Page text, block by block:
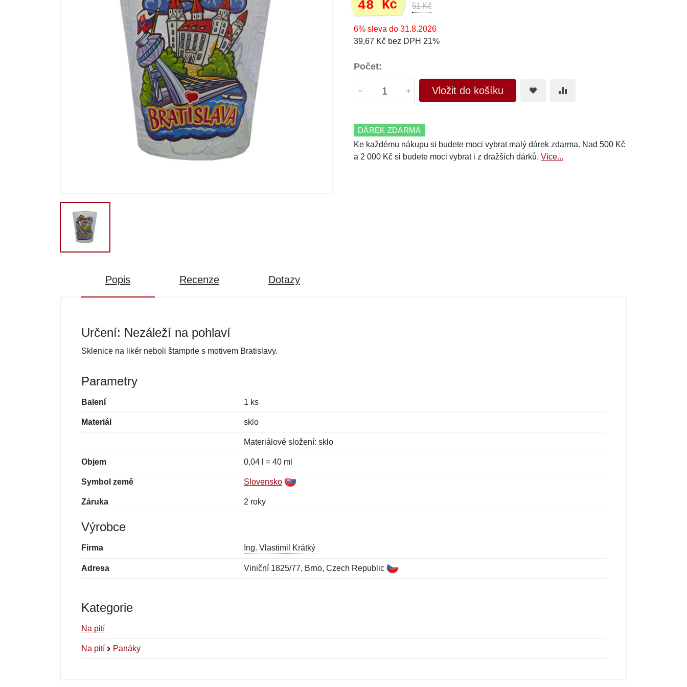
48 Kč 51 Kč
6% sleva do 31.8.2026
39,67 Kč bez DPH 21%
Počet:
Vložit do košíku
DÁREK ZDARMA
Ke každému nákupu si budete moci vybrat malý dárek zdarma. Nad 500 Kč
a 2 000 Kč si budete moci vybrat i z dražších dárků. Více...
Popis Recenze Dotazy
Určení: Nezáleží na pohlaví
Sklenice na likér neboli štamprle s motivem Bratislavy.
Parametry
Balení 1 ks
Materiál sklo
Materiálové složení: sklo
Objem 0,04 l = 40 ml
Symbol země Slovensko
Záruka 2 roky
Výrobce
Firma Ing. Vlastimil Krátký
Adresa Viniční 1825/77, Brno, Czech Republic
Kategorie
Na pití
Na pití Panáky